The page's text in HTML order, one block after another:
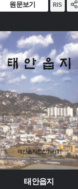
원문보기
주제 :
유형 :
발행 :
생산 :
소장 :
태안읍지